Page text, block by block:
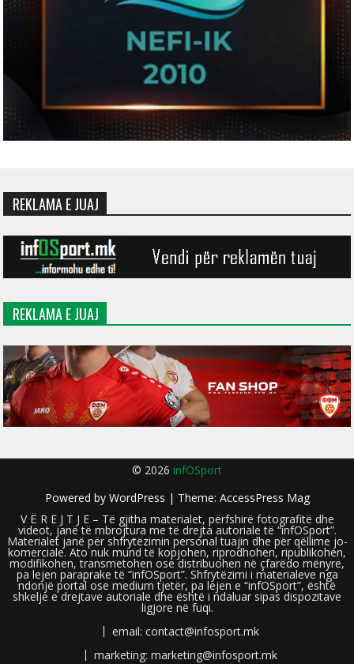
REKLAMA E JUAJ
REKLAMA E JUAJ
© 2026 infOSport
Powered by WordPress | Theme: AccessPress Mag
V Ë R E J T J E – Të gjitha materialet, përfshirë fotografitë dhe
videot, janë të mbrojtura me të drejta autoriale të “infOSport”.
Materialet janë për shfrytëzimin personal tuajin dhe për qëllime jo-
komerciale. Ato nuk mund të kopjohen, riprodhohen, ripublikohen,
modifikohen, transmetohen ose distribuohen në çfarëdo mënyre,
pa lejen paraprake të “infOSport”. Shfrytëzimi i materialeve nga
ndonjë portal ose medium tjetër, pa lejen e “infOSport”, është
shkelje e drejtave autoriale dhe është i ndaluar sipas dispozitave
ligjore në fuqi.
email: contact@infosport.mk
marketing: marketing@infosport.mk